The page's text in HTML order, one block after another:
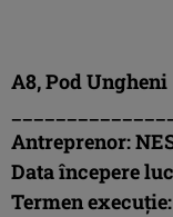
A8, Pod Ungheni
Antreprenor:
Data începere
Termen